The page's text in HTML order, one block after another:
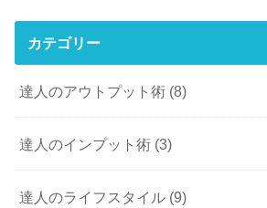
カテゴリー
達人のアウトプット術 (8)
達人のインプット術 (3)
達人のライフスタイル (9)